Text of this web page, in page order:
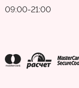
09:00-21:00